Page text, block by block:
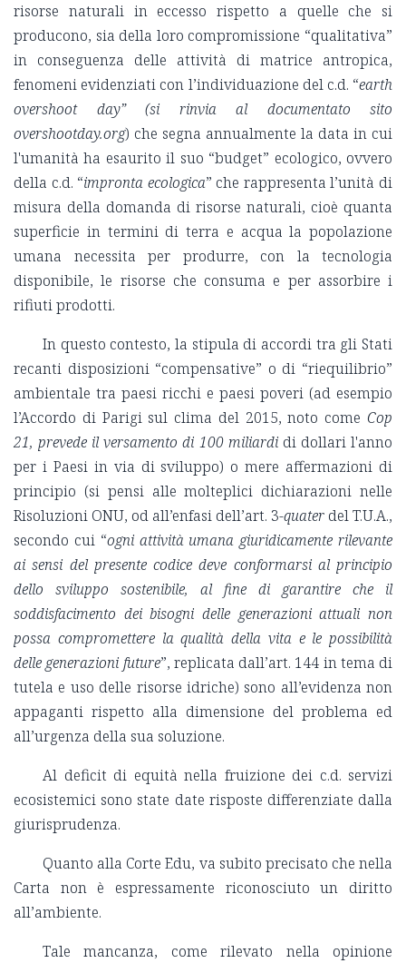
risorse naturali in eccesso rispetto a quelle che si
producono, sia della loro compromissione “qualitativa”
in conseguenza delle attività di matrice antropica,
fenomeni evidenziati con l’individuazione del c.d. “earth
overshoot day” (si rinvia al documentato sito
overshootday.org) che segna annualmente la data in cui
l'umanità ha esaurito il suo “budget” ecologico, ovvero
della c.d. “impronta ecologica” che rappresenta l’unità di
misura della domanda di risorse naturali, cioè quanta
superficie in termini di terra e acqua la popolazione
umana necessita per produrre, con la tecnologia
disponibile, le risorse che consuma e per assorbire i
rifiuti prodotti.
In questo contesto, la stipula di accordi tra gli Stati
recanti disposizioni “compensative” o di “riequilibrio”
ambientale tra paesi ricchi e paesi poveri (ad esempio
l’Accordo di Parigi sul clima del 2015, noto come Cop
21, prevede il versamento di 100 miliardidi dollari l'anno
per i Paesi in via di sviluppo) o mere affermazioni di
principio (si pensi alle molteplici dichiarazioni nelle
Risoluzioni ONU, od all’enfasi dell’art. 3-quater del T.U.A.,
secondo cui “ogni attività umana giuridicamente rilevante
ai sensi del presente codice deve conformarsi al principio
dello sviluppo sostenibile, al fine di garantire che il
soddisfacimento dei bisogni delle generazioniattuali non
possa compromettere la qualità della vita e le possibilità
dellegenerazioni future”, replicata dall’art. 144 in tema di
tutela e uso delle risorse idriche) sono all’evidenza non
appaganti rispetto alla dimensione del problema ed
all’urgenza della sua soluzione.
Al deficit di equità nella fruizione dei c.d. servizi
ecosistemici sono state date risposte differenziate dalla
giurisprudenza.
Quanto alla Corte Edu, va subito precisato che nella
Carta non è espressamente riconosciuto un diritto
all’ambiente.
Tale mancanza, come rilevato nella opinione